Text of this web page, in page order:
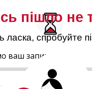
пішло не
ласка, спробуйте
ваш запит..